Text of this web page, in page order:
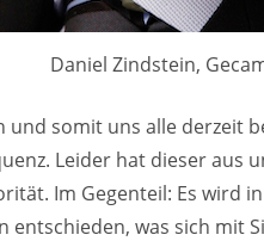
Daniel Zindstein,
und somit uns alle derzeit
Leider hat dieser aus
Im Gegenteil: Es wird
entschieden, was sich mit